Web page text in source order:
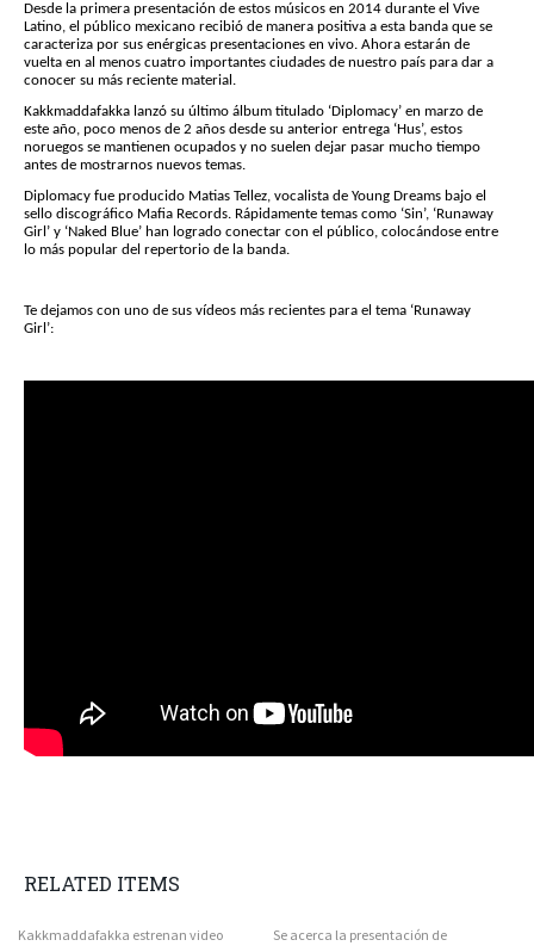
Desde la primera presentación de estos músicos en 2014 durante el Vive
Latino, el público mexicano recibió de manera positiva a esta banda que se
caracteriza por sus enérgicas presentaciones en vivo. Ahora estarán de
vuelta en al menos cuatro importantes ciudades de nuestro país para dar a
conocer su más reciente material.
Kakkmaddafakka lanzó su último álbum titulado ‘Diplomacy’ en marzo de
este año, poco menos de 2 años desde su anterior entrega ‘Hus’, estos
noruegos se mantienen ocupados y no suelen dejar pasar mucho tiempo
antes de mostrarnos nuevos temas.
Diplomacy fue producido Matias Tellez, vocalista de Young Dreams bajo el
sello discográfico Mafia Records. Rápidamente temas como ‘Sin’, ‘Runaway
Girl’ y ‘Naked Blue’ han logrado conectar con el público, colocándose entre
lo más popular del repertorio de la banda.
Te dejamos con uno de sus vídeos más recientes para el tema ‘Runaway
Girl’:
RELATED ITEMS
Kakkmaddafakka estrenan video
Se acerca la presentación de